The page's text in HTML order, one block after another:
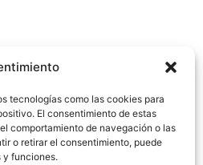
tecnologías como las cookies para
El consentimiento de estas
comportamiento de navegación o las
o retirar el consentimiento, puede
y funciones.